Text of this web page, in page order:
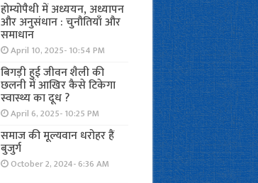
होम्योपैथी में अध्ययन, अध्यापन
और अनुसंधान : चुनौतियाँ और
समाधान
April 10, 2025- 10:54 PM
बिगड़ी हुई जीवन शैली की
छलनी में आखिर कैसे टिकेगा
स्वास्थ्य का दूध ?
April 6, 2025- 10:25 PM
समाज की मूल्यवान धरोहर हैं
बुजुर्ग
October 2, 2024- 6:36 AM